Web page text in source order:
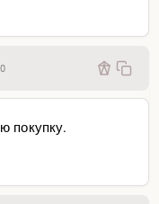
покупку.